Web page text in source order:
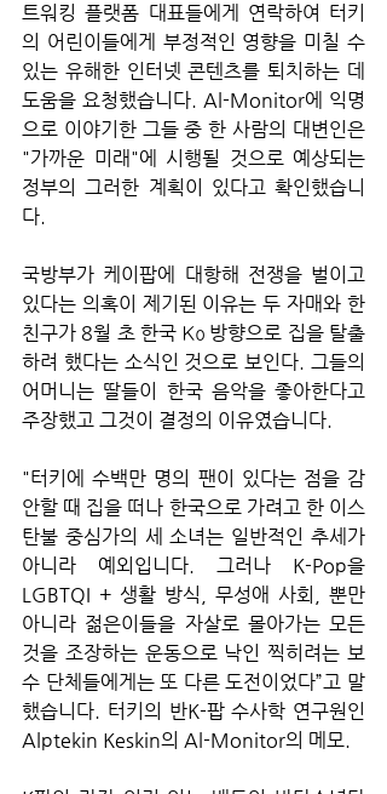
트워킹 플랫폼 대표들에게 연락하여 터키
의 어린이들에게 부정적인 영향을 미칠 수
있는 유해한 인터넷 콘텐츠를 퇴치하는 데
도움을 요청했습니다. Al-Monitor에 익명
으로 이야기한 그들 중 한 사람의 대변인은
"가까운 미래"에 시행될 것으로 예상되는
정부의 그러한 계획이 있다고 확인했습니
다.
국방부가 케이팝에 대항해 전쟁을 벌이고
있다는 의혹이 제기된 이유는 두 자매와 한
친구가 8월 초 한국 Κο 방향으로 집을 탈출
하려 했다는 소식인 것으로 보인다. 그들의
어머니는 딸들이 한국 음악을 좋아한다고
주장했고 그것이 결정의 이유였습니다.
"터키에 수백만 명의 팬이 있다는 점을 감
안할 때 집을 떠나 한국으로 가려고 한 이스
탄불 중심가의 세 소녀는 일반적인 추세가
아니라 예외입니다. 그러나 K-Pop을
LGBTQI + 생활 방식, 무성애 사회, 뿐만
아니라 젊은이들을 자살로 몰아가는 모든
것을 조장하는 운동으로 낙인 찍히려는 보
수 단체들에게는 또 다른 도전이었다”고 말
했습니다. 터키의 반K-팝 수사학 연구원인
Alptekin Keskin의 Al-Monitor의 메모.